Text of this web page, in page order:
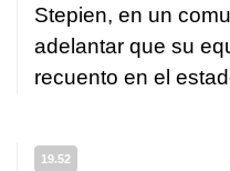
Stepien, en un
adelantar que su
recuento en el
19.52